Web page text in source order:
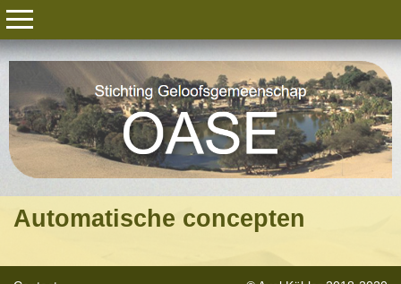
Automatische concepten